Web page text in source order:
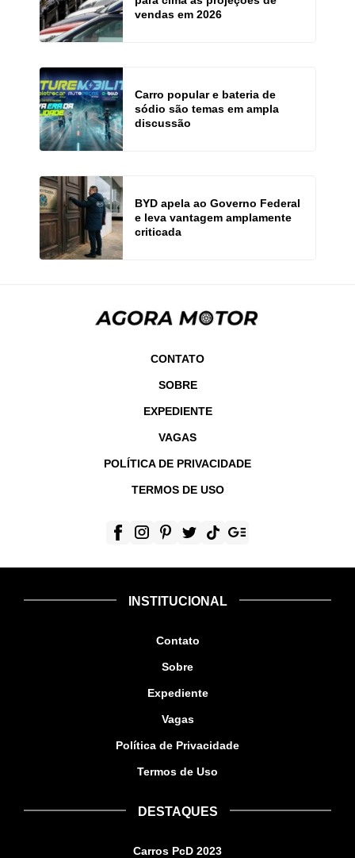
vendas em 2026
Carro popular e bateria de
sódio são temas em ampla
discussão
BYD apela ao Governo Federal
e leva vantagem amplamente
criticada
CONTATO
SOBRE
EXPEDIENTE
VAGAS
POLÍTICA DE PRIVACIDADE
TERMOS DE USO
INSTITUCIONAL
Contato
Sobre
Expediente
Vagas
Política de Privacidade
Termos de Uso
DESTAQUES
Carros PcD 2023